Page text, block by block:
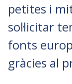
petites i
sol·licitar
fonts
gràcies al